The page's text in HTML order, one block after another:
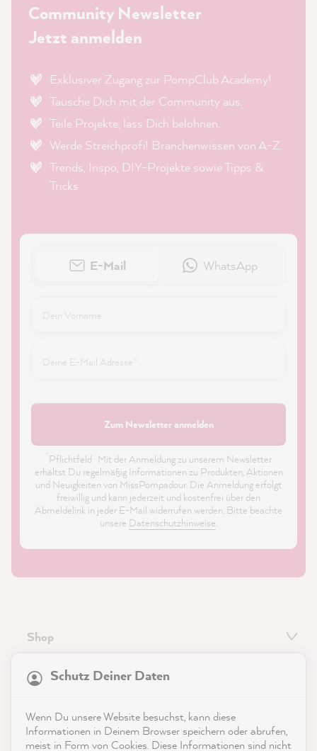
Community Newsletter
Jetzt anmelden
Exklusiver Zugang zur PompClub Academy!
Tausche Dich mit der Community aus.
Teile Projekte, lass Dich belohnen.
Werde Streichprofi! Branchenwissen von A-Z.
Trends, Inspo, DIY-Projekte sowie Tipps &
Tricks.
E-Mail WhatsApp
Zum Newsletter anmelden
Pflichtfeld · Mit der Anmeldung zu unserem Newsletter
erhältst Du regelmäßig Informationen zu Produkten, Aktionen
und Neuigkeiten von MissPompadour. Die Anmeldung erfolgt
freiwillig und kann jederzeit und kostenfrei über den
Abmeldelink in jeder E-Mail widerrufen werden. Bitte beachte
unsere Datenschutzhinweise.
Shop
Service
Kontakt
App herunterladen
Schutz Deiner Daten
Wenn Du unsere Website besuchst, kann diese
Informationen in Deinem Browser speichern oder abrufen,
meist in Form von Cookies. Diese Informationen sind nicht
reviews-io